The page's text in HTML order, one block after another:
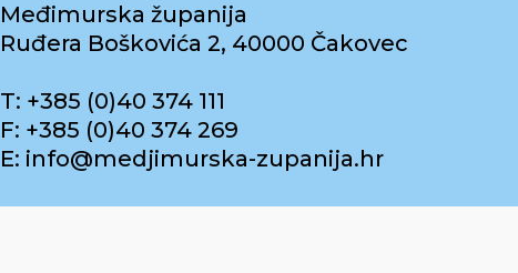
Međimurska županija
Ruđera Boškovića 2, 40000 Čakovec
T: +385 (0)40 374 111
F: +385 (0)40 374 269
E: info@medjimurska-zupanija.hr